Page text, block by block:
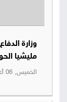
وزارة
مليشيا
الخميس, 06 أغسطس, 2026